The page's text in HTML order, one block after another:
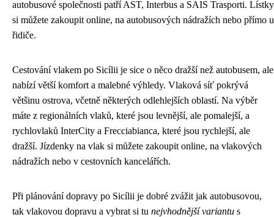
autobusové společnosti patří AST, Interbus a SAIS Trasporti. Lístky
si můžete zakoupit online, na autobusových nádražích nebo přímo u
řidiče.
Cestování vlakem po Sicílii je sice o něco dražší než autobusem, ale
nabízí větší komfort a malebné výhledy. Vlaková síť pokrývá
většinu ostrova, včetně některých odlehlejších oblastí. Na výběr
máte z regionálních vlaků, které jsou levnější, ale pomalejší, a
rychlovlaků InterCity a Frecciabianca, které jsou rychlejší, ale
dražší. Jízdenky na vlak si můžete zakoupit online, na vlakových
nádražích nebo v cestovních kancelářích.
Při plánování dopravy po Sicílii je dobré zvážit jak autobusovou,
tak vlakovou dopravu a vybrat si tu nejvhodnější variantu s